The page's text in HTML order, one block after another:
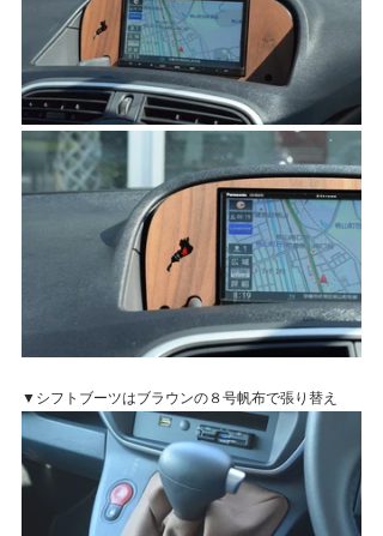
▼シフトブーツはブラウンの８号帆布で張り替え